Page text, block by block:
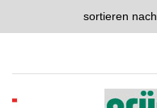
sortieren nach